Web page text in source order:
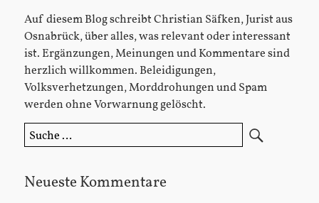
Auf diesem Blog schreibt Christian Säfken, Jurist aus
Osnabrück, über alles, was relevant oder interessant
ist. Ergänzungen, Meinungen und Kommentare sind
herzlich willkommen. Beleidigungen,
Volksverhetzungen, Morddrohungen und Spam
werden ohne Vorwarnung gelöscht.
Suche
nach:
Neueste Kommentare